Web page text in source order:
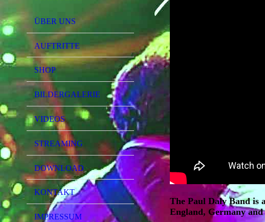
ÜBER UNS
AUFTRITTE
SHOP
BILDERGALERIE
VIDEOS
STREAMING
DOWNLOAD
KONTAKT
IMPRESSUM
The Paul Daly Band is
England, Germany